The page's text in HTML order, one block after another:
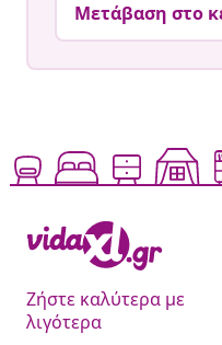
Μετάβαση στο
Ζήστε καλύτερα με
λιγότερα